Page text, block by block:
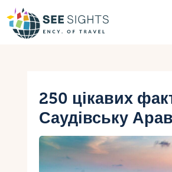
Гарячі тури
Типи Турів
Країни
250 цікавих
Саудівську